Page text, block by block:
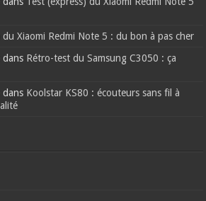
du Xiaomi Redmi Note 5 : du bon à pas cher
dans Rétro-test du Samsung C3050 : ça
dans Koolstar KS80 : écouteurs sans fil à